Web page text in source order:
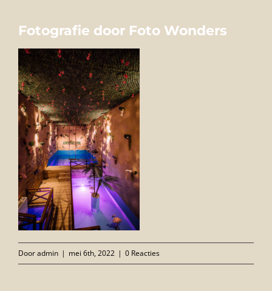
FOTO’S
INFO
OPENINGSTIJDEN
GIFTCARD
CONTACT
Fotografie door Foto Wonders
Dooradmin | mei 6th, 2022 | 0 Reacties